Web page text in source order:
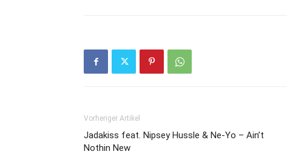
Vorheriger Artikel
Jadakiss feat. Nipsey Hussle & Ne-Yo – Ain’t
Nothin New